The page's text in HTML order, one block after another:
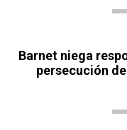
Barnet niega
persecución